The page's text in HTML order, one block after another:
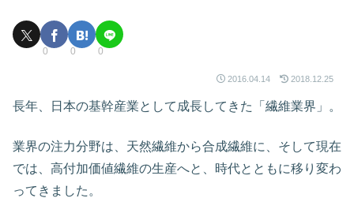
0 0 0
2016.04.14 2018.12.25
長年、日本の基幹産業として成長してきた「繊維業界」。
業界の注力分野は、天然繊維から合成繊維に、そして現在
では、高付加価値繊維の生産へと、時代とともに移り変わ
ってきました。